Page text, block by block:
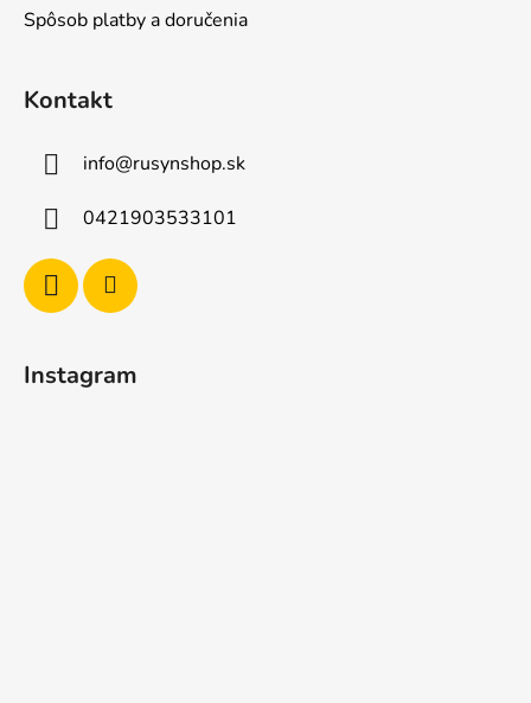
Spôsob platby a doručenia
Kontakt
info@rusynshop.sk
0421903533101
Instagram